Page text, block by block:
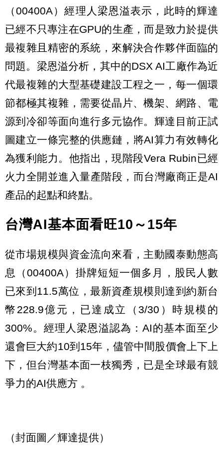
（00400A）經理人梁恩溢表示，此時的輝達
已經不只專注在GPU的生產，而是致力於提供
最複雜且精密的系統，來解決合作夥伴面臨的
問題。梁恩溢分析，其中的DSX AI工廠作為近
代最複雜的大型基礎建設工程之一，每一個環
節都極其複雜，需要從晶片、機架、網路、電
源到冷卻等面向進行多元協作。輝達目前正試
圖建立一條完整的供應鏈，將AI算力有效轉化
為獲利能力。他指出，現階段Vera Rubin已經
火力全開並進入量產階段，而台灣廠商正是AI
產品的起點和終點。
台灣AI基本面看旺10～15年
從市場規模與資金流向來看，主動國泰動態高
息（00400A）掛牌短短一個多月，股民人數
已來到11.5萬位，最新資產規模則達到約新台
幣228.9億元，已達成立（3/30）時規模的
300%。經理人梁恩溢認為：AI的基本面至少
還會巨大約10到15年，儘管中間股價會上下上
下，但台灣基本面一枝獨秀，已是全球最有競
爭力的AI供應方 。
（封面圖／輝達提供）